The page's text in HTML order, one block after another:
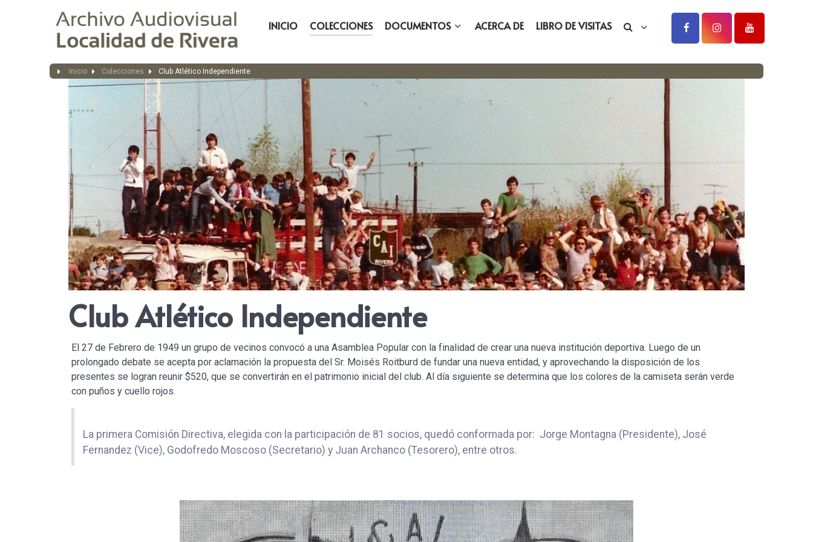
INICIO COLECCIONES DOCUMENTOS ACERCA DE LIBRO DE VISITAS
Inicio Colecciones Club Atlético Independiente
Club Atlético Independiente
El 27 de Febrero de 1949 un grupo de vecinos convocó a una Asamblea Popular con la finalidad de crear una nueva institución deportiva. Luego de un
prolongado debate se acepta por aclamación la propuesta del Sr. Moisés Roitburd de fundar una nueva entidad, y aprovechando la disposición de los
presentes se logran reunir $520, que se convertirán en el patrimonio inicial del club. Al día siguiente se determina que los colores de la camiseta serán verde
con puños y cuello rojos.
La primera Comisión Directiva, elegida con la participación de 81 socios, quedó conformada por: Jorge Montagna (Presidente), José
Fernandez (Vice), Godofredo Moscoso (Secretario) y Juan Archanco (Tesorero), entre otros.